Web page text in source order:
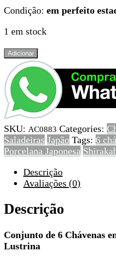
Condição: em perfeito
1 em stock
Quantidade
Conjunto
de
6
Chávenas
em
Porcelana
do
Japão,
Adicionar
SKU: AC0883 Categories:
Saladeiras Japão Tags: 6
Porcelana Japonesa
Descrição
Avaliações (0)
Descrição
Conjunto de 6 Chávenas
Lustrina